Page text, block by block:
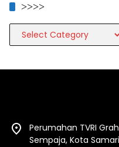
>>>>
>>>>
Perumahan TVRI
Sempaja, Kota